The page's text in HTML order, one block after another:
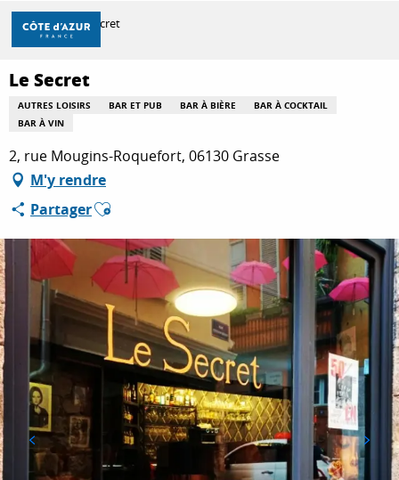
Aller
contenu
principal
DÉCOUVRIR
À FAIRE
SÉJOURNER
Accueil Le Secret
Le Secret
AUTRES LOISIRS BAR ET PUB BAR À BIÈRE
BAR À COCKTAIL
BAR À VIN
2, rue Mougins-Roquefort, 06130 Grasse
M'y rendre
PartagerAjouter aux favoris